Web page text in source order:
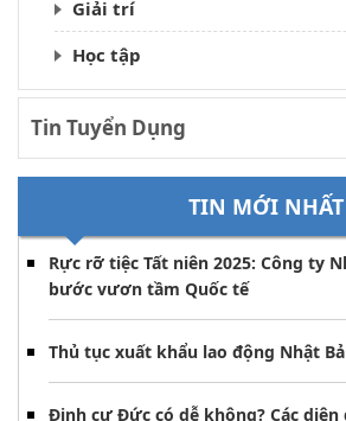
Giải trí
Học tập
Tin Tuyển Dụng
TIN MỚI NHẤT
Rực rỡ tiệc Tất niên 2025: Công ty
bước vươn tầm Quốc tế
Thủ tục xuất khẩu lao động Nhật
Định cư Đức có dễ không? Các